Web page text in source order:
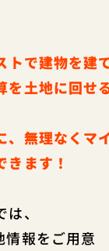
トで建物を建
を土地に回せ
、無理なくマ
きます！
、
情報をご用意